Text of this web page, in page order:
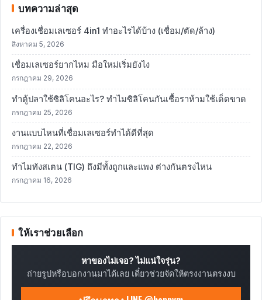
บทความล่าสุด
เครื่องเชื่อมเลเซอร์ 4in1 ทำอะไรได้บ้าง (เชื่อม/ตัด/ล้าง)
สิงหาคม 5, 2026
เชื่อมเลเซอร์ยากไหม มือใหม่เริ่มยังไง
กรกฎาคม 29, 2026
ทำตู้ปลาใช้ซิลิโคนอะไร? ทำไมซิลิโคนกันเชื้อราห้ามใช้เด็ดขาด
กรกฎาคม 25, 2026
งานแบบไหนที่เชื่อมเลเซอร์ทำได้ดีที่สุด
กรกฎาคม 22, 2026
ทำไมทังสเตน (TIG) ถึงมีทั้งถูกและแพง ต่างกันตรงไหน
กรกฎาคม 16, 2026
ให้เราช่วยเลือก
หาของไม่เจอ? ไม่แน่ใจรุ่น?
ถ่ายรูปหรือบอกงานมาได้เลย เดี๋ยวช่วยจัดให้ตรงงานตรงงบ